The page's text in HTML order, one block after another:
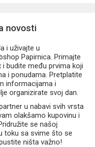
novosti
i uživajte u
Papirnica. Primajte
budite među prvima koji
i ponudama. Pretplatite
informacijama i
organizirate svoj dan.
u nabavi svih vrsta
olakšamo kupovinu i
se našoj
toku sa svime što se
ništa važno!